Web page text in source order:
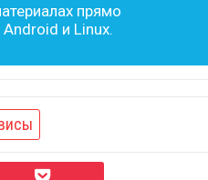
прямо
и Linux.